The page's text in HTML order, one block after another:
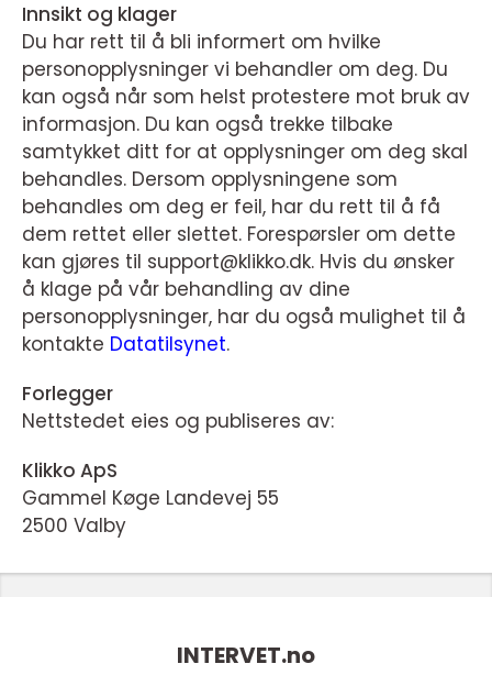
Innsikt og klager
Du har rett til å bli informert om hvilke
personopplysninger vi behandler om deg. Du
kan også når som helst protestere mot bruk av
informasjon. Du kan også trekke tilbake
samtykket ditt for at opplysninger om deg skal
behandles. Dersom opplysningene som
behandles om deg er feil, har du rett til å få
dem rettet eller slettet. Forespørsler om dette
kan gjøres til support@klikko.dk. Hvis du ønsker
å klage på vår behandling av dine
personopplysninger, har du også mulighet til å
kontakte Datatilsynet.
Forlegger
Nettstedet eies og publiseres av:
Klikko ApS
Gammel Køge Landevej 55
2500 Valby
INTERVET.no